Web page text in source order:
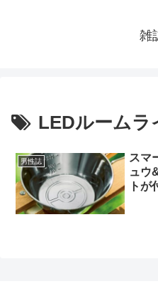
雑
LEDルームラ
男性誌
スマ
ュウ
トが